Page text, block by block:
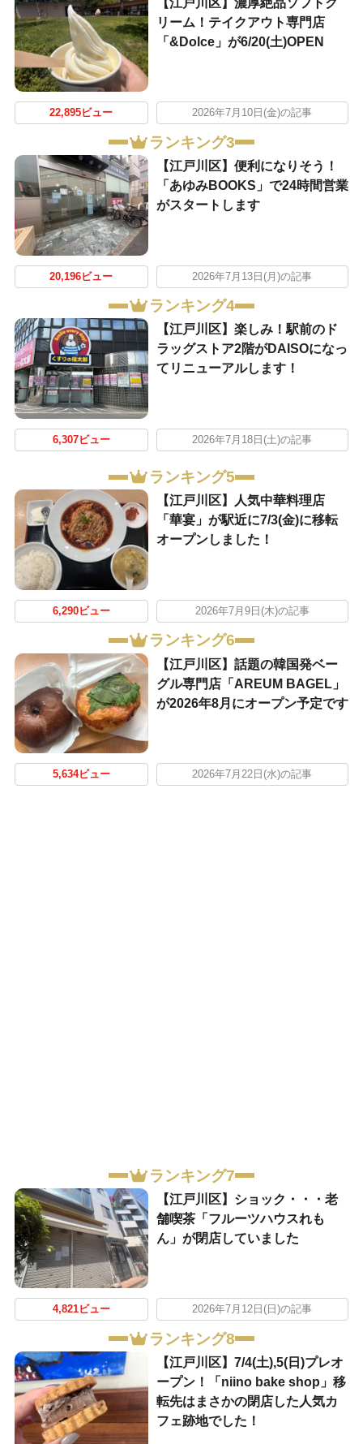
リーム！テイクアウト専門店
「&Dolce」が6/20(土)OPEN
22,895ビュー 2026年7月10日(金)の記事
ランキング3
【江戸川区】便利になりそう！
「あゆみBOOKS」で24時間営業
がスタートします
20,196ビュー 2026年7月13日(月)の記事
ランキング4
【江戸川区】楽しみ！駅前のド
ラッグストア2階がDAISOになっ
てリニューアルします！
6,307ビュー 2026年7月18日(土)の記事
ランキング5
【江戸川区】人気中華料理店
「華宴」が駅近に7/3(金)に移転
オープンしました！
6,290ビュー 2026年7月9日(木)の記事
ランキング6
【江戸川区】話題の韓国発ベー
グル専門店「AREUM BAGEL」
が2026年8月にオープン予定です
5,634ビュー 2026年7月22日(水)の記事
ランキング7
【江戸川区】ショック・・・老
舗喫茶「フルーツハウスれも
ん」が閉店していました
4,821ビュー 2026年7月12日(日)の記事
ランキング8
【江戸川区】7/4(土),5(日)プレオ
ープン！「niino bake shop」移
転先はまさかの閉店した人気カ
フェ跡地でした！